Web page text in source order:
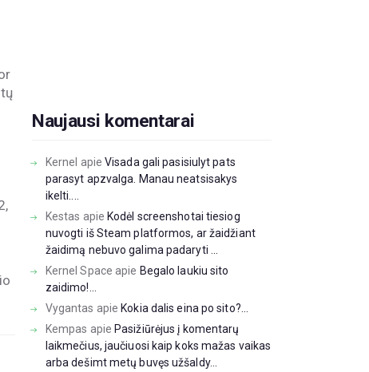
Naujausi komentarai
Kernel apieVisada gali pasisiulyt pats
parasyt apzvalga. Manau neatsisakys
ikelti....
Kestas apie Kodėl screenshotai tiesiog
nuvogti iš Steam platformos, ar žaidžiant
žaidimą nebuvo galima padaryti ...
Kernel Space apie Begalo laukiu sito
zaidimo!...
Vygantas apie Kokia dalis eina po sito?...
Kempas apie Pasižiūrėjus į komentarų
laikmečius, jaučiuosi kaip koks mažas vaikas
arba dešimt metų buvęs užšaldy...